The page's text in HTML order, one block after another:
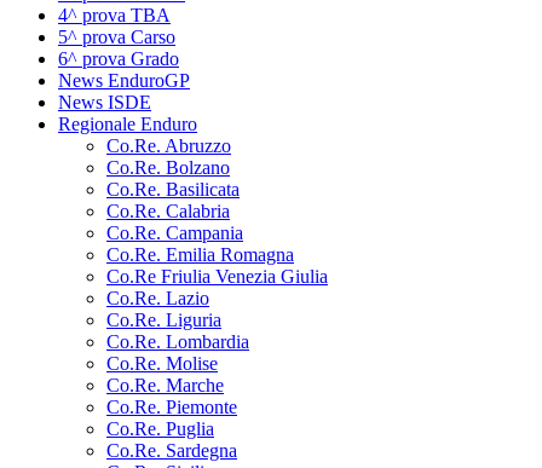
4^ prova TBA
5^ prova Carso
6^ prova Grado
News EnduroGP
News ISDE
Regionale Enduro
Co.Re. Abruzzo
Co.Re. Bolzano
Co.Re. Basilicata
Co.Re. Calabria
Co.Re. Campania
Co.Re. Emilia Romagna
Co.Re Friulia Venezia Giulia
Co.Re. Lazio
Co.Re. Liguria
Co.Re. Lombardia
Co.Re. Molise
Co.Re. Marche
Co.Re. Piemonte
Co.Re. Puglia
Co.Re. Sardegna